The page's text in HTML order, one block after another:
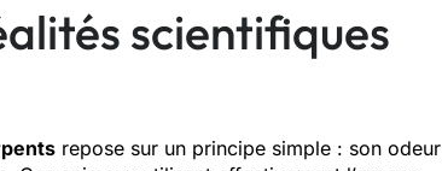
scientifiques
repose sur un principe simple : son odeur